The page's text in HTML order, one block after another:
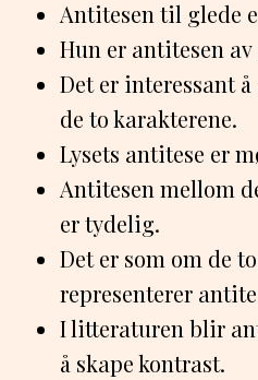
Antitesen til glede
Hun er antitesen
Det er interessant
de to karakterene.
Lysets antitese er
Antitesen mellom
er tydelig.
Det er som om de
representerer
I litteraturen blir
å skape kontrast.